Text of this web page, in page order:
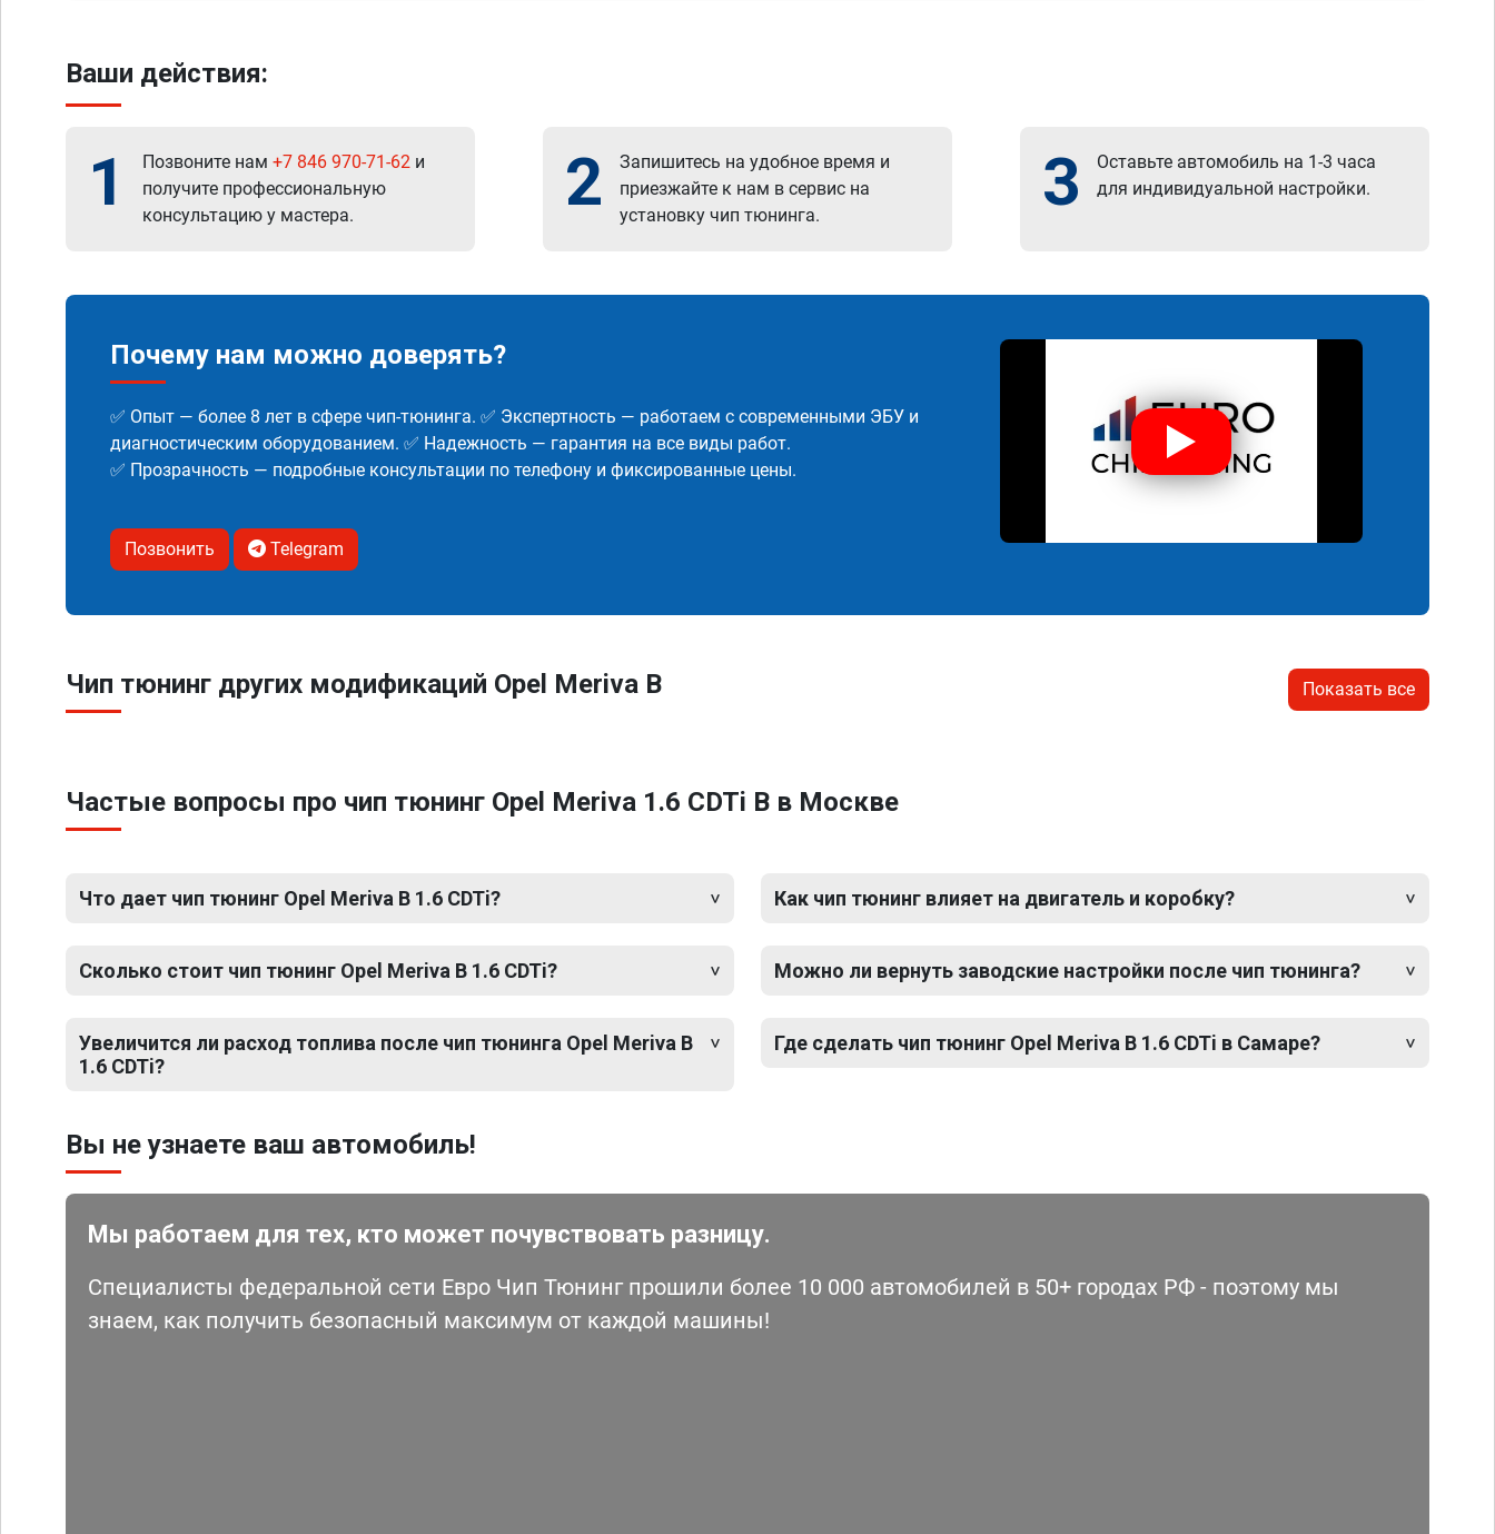
Ваши действия:
1 Позвоните нам +7 846 970-71-62 и
получите профессиональную
консультацию у мастера.
2
Запишитесь на удобное время и
приезжайте к нам в сервис на
установку чип тюнинга.
3
Оставьте автомобиль на 1-3 часа
для индивидуальной настройки.
Почему нам можно доверять?
✅ Опыт — более 8 лет в сфере чип-тюнинга. ✅ Экспертность — работаем с современными ЭБУ и
диагностическим оборудованием. ✅ Надежность — гарантия на все виды работ.
✅ Прозрачность — подробные консультации по телефону и фиксированные цены.
Позвонить Telegram
Чип тюнинг других модификаций Opel Meriva B Показать все
Частые вопросы про чип тюнинг Opel Meriva 1.6 CDTi B в Москве
Что дает чип тюнинг Opel Meriva B 1.6 CDTi?
Сколько стоит чип тюнинг Opel Meriva B 1.6 CDTi?
Увеличится ли расход топлива после чип тюнинга Opel Meriva B
1.6 CDTi?
Как чип тюнинг влияет на двигатель и коробку?
Можно ли вернуть заводские настройки после чип тюнинга?
Где сделать чип тюнинг Opel Meriva B 1.6 CDTi в Самаре?
Вы не узнаете ваш автомобиль!
Мы работаем для тех, кто может почувствовать разницу.
Специалисты федеральной сети Евро Чип Тюнинг прошили более 10 000 автомобилей в 50+ городах РФ - поэтому мы
знаем, как получить безопасный максимум от каждой машины!